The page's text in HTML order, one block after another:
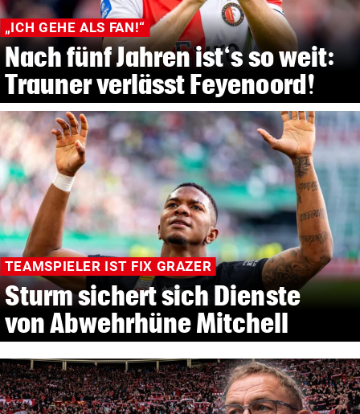
„ICH GEHE ALS FAN!“
Nach fünf Jahren ist‘s so weit:
Trauner verlässt Feyenoord!
TEAMSPIELER IST FIX GRAZER
Sturm sichert sich Dienste
von Abwehrhüne Mitchell